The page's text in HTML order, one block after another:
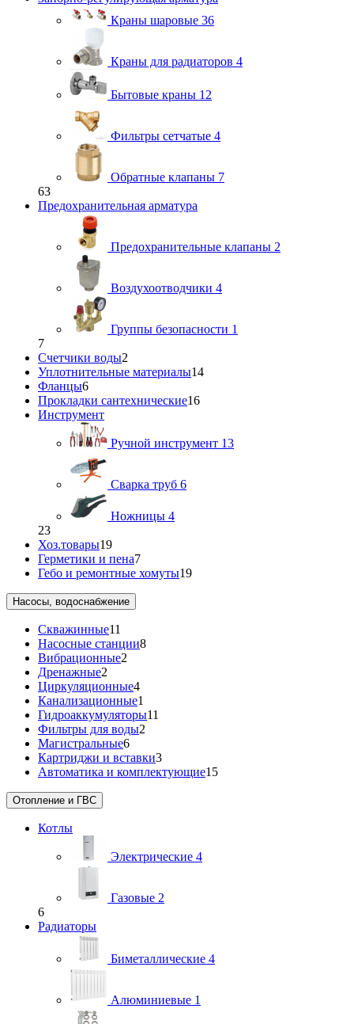
Краны шаровые 36
Краны для радиаторов 4
Бытовые краны 12
Фильтры сетчатые 4
Обратные клапаны 7
63
Предохранительная арматура
Предохранительные клапаны 2
Воздухоотводчики 4
Группы безопасности 1
7
Счетчики воды2
Уплотнительные материалы14
Фланцы6
Прокладки сантехнические16
Инструмент
Ручной инструмент 13
Сварка труб 6
Ножницы 4
23
Хоз.товары19
Герметики и пена7
Гебо и ремонтные хомуты19
Насосы, водоснабжение
Скважинные11
Насосные станции8
Вибрационные2
Дренажные2
Циркуляционные4
Канализационные1
Гидроаккумуляторы11
Фильтры для воды2
Магистральные6
Картриджи и вставки3
Автоматика и комплектующие15
Отопление и ГВС
Котлы
Электрические 4
Газовые 2
6
Радиаторы
Биметаллические 4
Алюминиевые 1